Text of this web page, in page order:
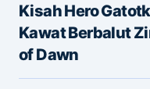
Message*
Kisah Hero
Kawat Berbalut
of Dawn